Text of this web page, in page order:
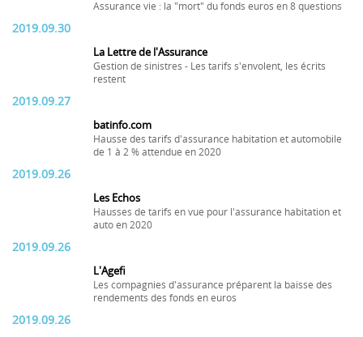
Assurance vie : la "mort" du fonds euros en 8 questions
2019.09.30
La Lettre de l'Assurance
Gestion de sinistres - Les tarifs s'envolent, les écrits
restent
2019.09.27
batinfo.com
Hausse des tarifs d'assurance habitation et automobile
de 1 à 2 % attendue en 2020
2019.09.26
Les Echos
Hausses de tarifs en vue pour l'assurance habitation et
auto en 2020
2019.09.26
L'Agefi
Les compagnies d'assurance préparent la baisse des
rendements des fonds en euros
2019.09.26